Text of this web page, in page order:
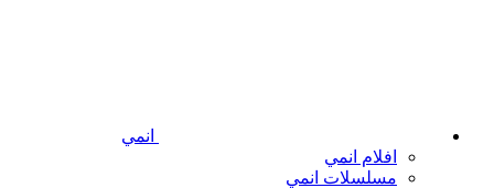
انمي
افلام انمي
مسلسلات انمي